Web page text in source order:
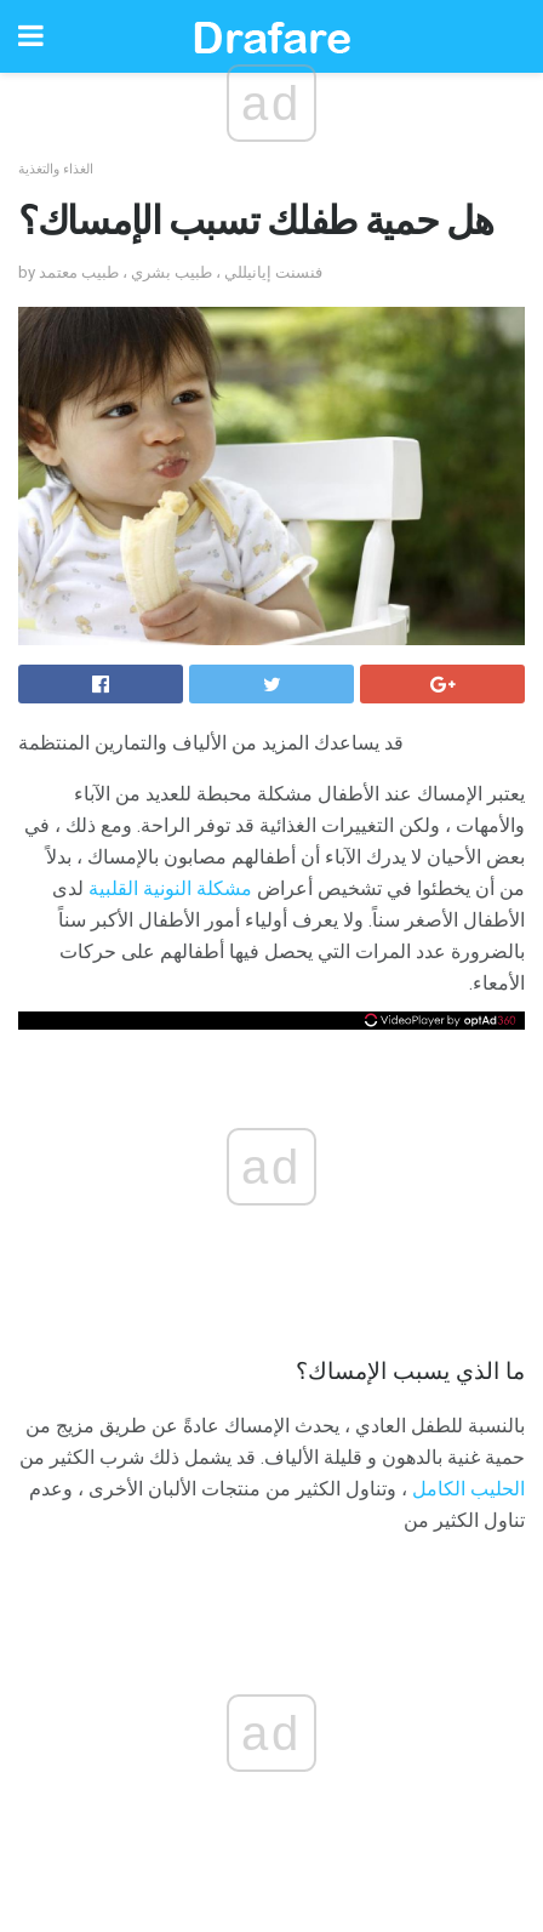
ad
الغذاء والتغذية
هل حمية طفلك تسبب الإمساك؟
by فنسنت إيانيللي ، طبيب بشري ، طبيب معتمد
قد يساعدك المزيد من الألياف والتمارين المنتظمة
يعتبر الإمساك عند الأطفال مشكلة محبطة للعديد من الآباء
والأمهات ، ولكن التغييرات الغذائية قد توفر الراحة. ومع ذلك ، في
بعض الأحيان لا يدرك الآباء أن أطفالهم مصابون بالإمساك ، بدلاً
من أن يخطئوا في تشخيص أعراض مشكلة النونية القلبية لدى
الأطفال الأصغر سناً. ولا يعرف أولياء أمور الأطفال الأكبر سناً
بالضرورة عدد المرات التي يحصل فيها أطفالهم على حركات
الأمعاء.
ad
ما الذي يسبب الإمساك؟
بالنسبة للطفل العادي ، يحدث الإمساك عادةً عن طريق مزيج من
حمية غنية بالدهون و قليلة الألياف. قد يشمل ذلك شرب الكثير من
الحليب الكامل ، وتناول الكثير من منتجات الألبان الأخرى ، وعدم
تناول الكثير من
ad